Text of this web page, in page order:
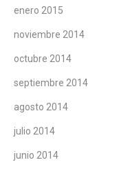
enero 2015
noviembre 2014
octubre 2014
septiembre 2014
agosto 2014
julio 2014
junio 2014